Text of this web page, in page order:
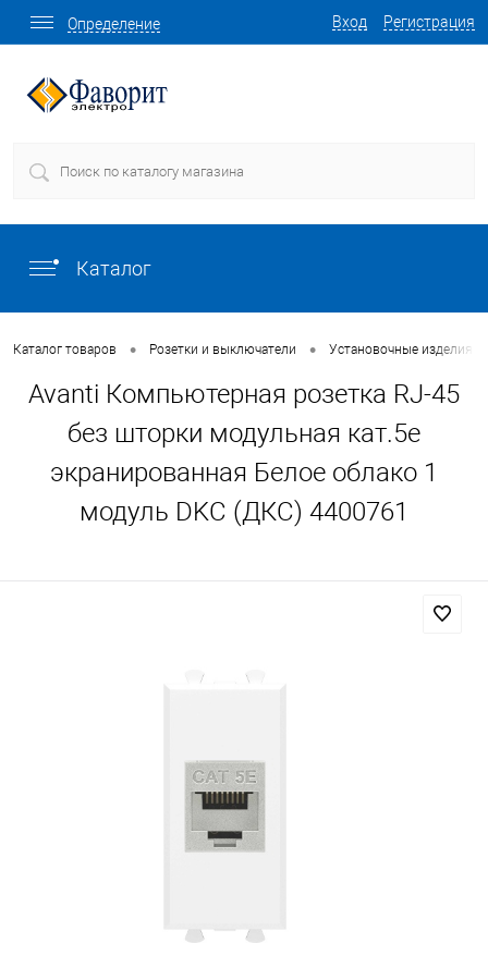
Вход Регистрация
Определение
Каталог
Каталог товаров • Розетки и выключатели • Установочные изделия
Avanti Компьютерная розетка RJ-45
без шторки модульная кат.5е
экранированная Белое облако 1
модуль DKC (ДКС) 4400761